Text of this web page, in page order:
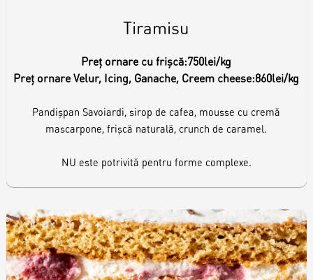
Tiramisu
Preț ornare cu frișcă:750lei/kg
Preț ornare Velur, Icing, Ganache, Creem cheese:860lei/kg
Pandișpan Savoiardi, sirop de cafea, mousse cu cremă
mascarpone, frișcă naturală, crunch de caramel.
NU este potrivită pentru forme complexe.